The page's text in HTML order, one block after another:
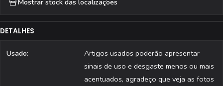
Mostrar stock das localizações
DETALHES
Usado:
Artigos usados poderão apresentar
sinais de uso e desgaste menos ou mais
acentuados, agradeço que veja as fotos